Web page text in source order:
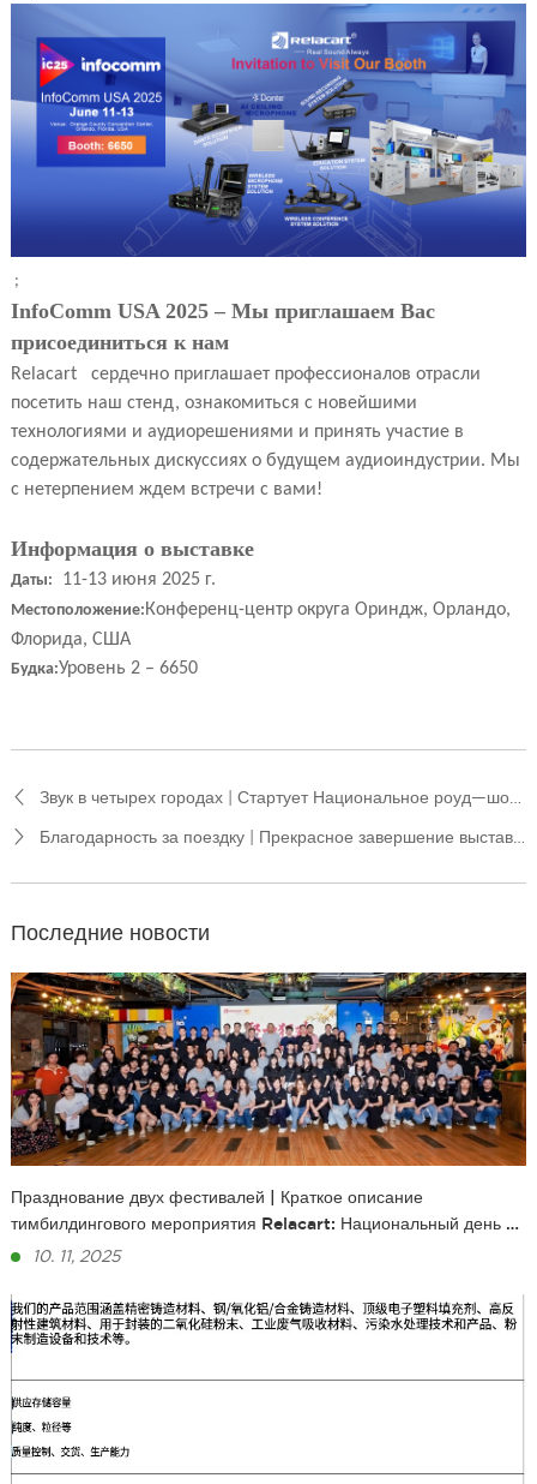
;
InfoComm USA 2025 – Мы приглашаем Вас
присоединиться к нам
Relacart
сердечно приглашает профессионалов отрасли
посетить наш стенд, ознакомиться с новейшими
технологиями и аудиорешениями и принять участие в
содержательных дискуссиях о будущем аудиоиндустрии. Мы
с нетерпением ждем встречи с вами!
Информация о выставке
Даты: 11-13 июня 2025 г.
Местоположение: Конференц-центр округа Ориндж, Орландо,
Флорида, США
Будка:Уровень 2 – 6650
Звук в четырех городах | Стартует Национальное роуд—шоу Relacart 2025 - Вас ждет более качественное звуковое сопровождение!
Благодарность за поездку | Прекрасное завершение выставки в Гуанчжоу – Relacart с нетерпением ждет возможности открыть с Вами новую главу в области акустики!
Последние новости
Празднование двух фестивалей | Краткое описание
тимбилдингового мероприятия Relacart: Национальный день и
фестиваль середины осени
10. 11, 2025